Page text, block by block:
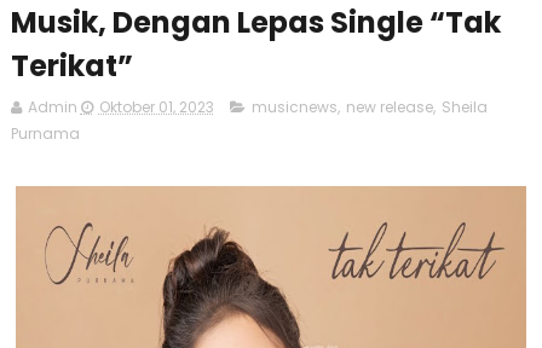
Musik, Dengan Lepas Single “Tak
Terikat”
Admin Oktober 01, 2023 musicnews, new release, Sheila
Purnama